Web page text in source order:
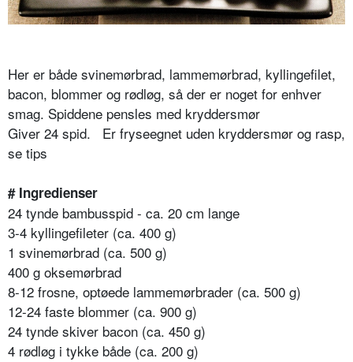
Her er både svinemørbrad, lammemørbrad, kyllingefilet,
bacon, blommer og rødløg, så der er noget for enhver
smag. Spiddene pensles med kryddersmør
Giver 24 spid. Er fryseegnet uden kryddersmør og rasp,
se tips
# Ingredienser
24 tynde bambusspid - ca. 20 cm lange
3-4 kyllingefileter (ca. 400 g)
1 svinemørbrad (ca. 500 g)
400 g oksemørbrad
8-12 frosne, optøede lammemørbrader (ca. 500 g)
12-24 faste blommer (ca. 900 g)
24 tynde skiver bacon (ca. 450 g)
4 rødløg i tykke både (ca. 200 g)